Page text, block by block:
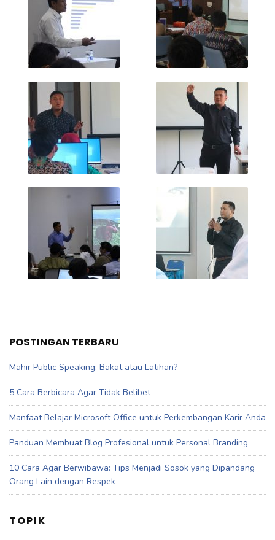
POSTINGAN TERBARU
Mahir Public Speaking: Bakat atau Latihan?
5 Cara Berbicara Agar Tidak Belibet
Manfaat Belajar Microsoft Office untuk Perkembangan Karir Anda
Panduan Membuat Blog Profesional untuk Personal Branding
10 Cara Agar Berwibawa: Tips Menjadi Sosok yang Dipandang
Orang Lain dengan Respek
TOPIK